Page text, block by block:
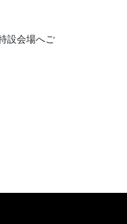
設会場へご